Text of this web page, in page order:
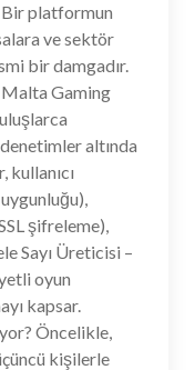
Bir platformun
ve sektör
bir damgadır.
Gaming
altında
şifreleme),
Sayı Üreticisi –
oyun
kapsar.
Öncelikle,
kişilerle